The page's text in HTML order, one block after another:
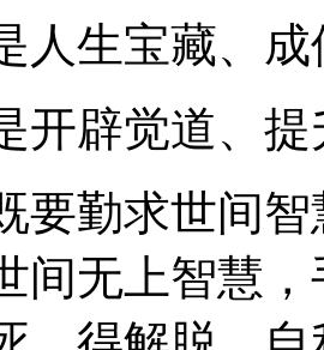
生宝藏、成
辟觉道、提
勤求世间智
间无上智慧